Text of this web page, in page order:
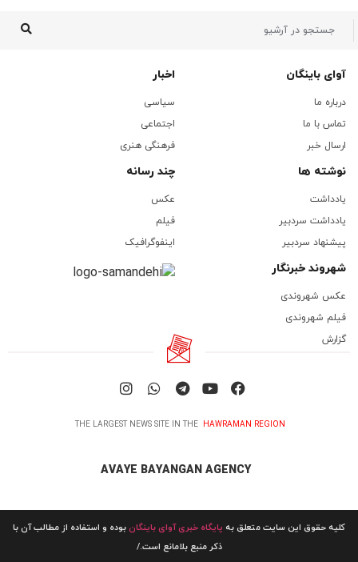
آوای باینگان
درباره ما
تماس با ما
ارسال خبر
اخبار
سیاسی
اجتماعی
فرهنگی هنری
نوشته ها
یادداشت
یادداشت سردبیر
پیشنهاد سردبیر
چند رسانه
عکس
فیلم
اینفوگرافیک
شهروند خبرنگار
عکس شهروندی
فیلم شهروندی
گزارش
THE LARGEST NEWS SITE IN THE HAWRAMAN REGION
AVAYE BAYANGAN AGENCY
کلیه حقوق این سایت متعلق به پایگاه خبری آوای باینگانبوده و استفاده از مطالب آن با
ذکر منبع بلامانع است./